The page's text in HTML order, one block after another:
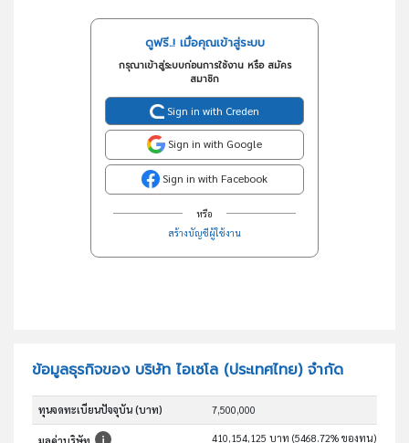
ดูฟรี..! เมื่อคุณเข้าสู่ระบบ
กรุณาเข้าสู่ระบบก่อนการใช้งาน หรือ สมัคร
สมาชิก
Sign in with Creden
Sign in with Google
Sign in with Facebook
หรือ
สร้างบัญชีผู้ใช้งาน
ข้อมูลธุรกิจของ บริษัท ไอเซโล (ประเทศไทย) จำกัด
ทุนจดทะเบียนปัจจุบัน (บาท) 7,500,000
410,154,125 บาท (5468.72% ของทุน)